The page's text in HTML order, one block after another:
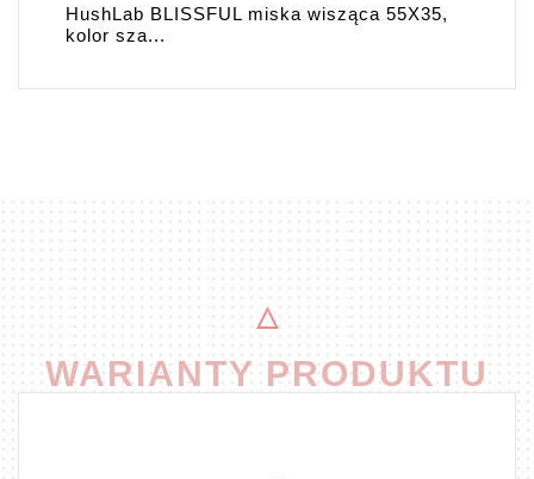
HushLab BLISSFUL miska wisząca 55X35,
kolor sza...
WARIANTY PRODUKTU